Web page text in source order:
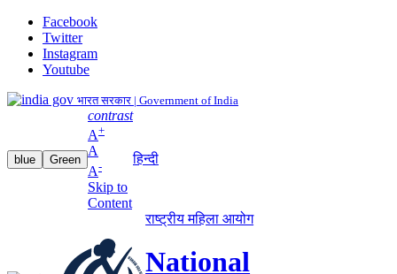
Facebook
Twitter
Instagram
Youtube
भारत सरकार | Government of India
blue Green
contrast
A+
A
A-
Skip to
Content
हिन्दी
राष्ट्रीय महिला आयोग
National